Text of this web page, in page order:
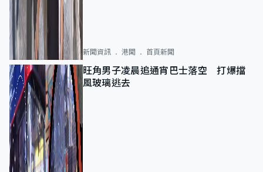
新聞資訊 港聞 首頁新聞
旺角男子凌晨追通宵巴士落空 打爆擋
風玻璃逃去